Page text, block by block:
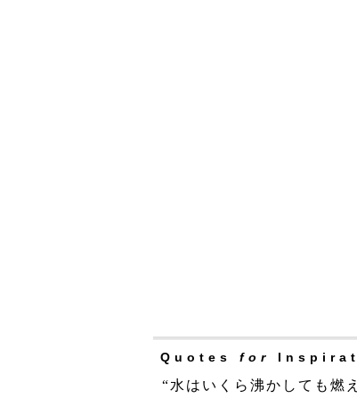
Quotes for
“水はいくら沸かしても燃